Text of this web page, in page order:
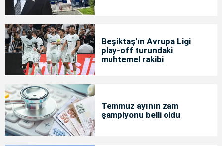
Beşiktaş'ın Avrupa Ligi
play-off turundaki
muhtemel rakibi
Temmuz ayının zam
şampiyonu belli oldu